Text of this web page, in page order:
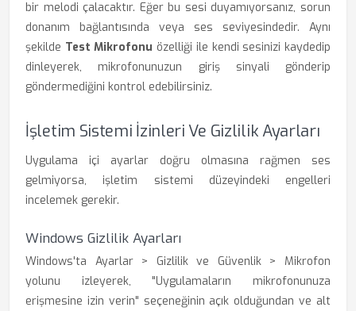
bir melodi çalacaktır. Eğer bu sesi duyamıyorsanız, sorun
donanım bağlantısında veya ses seviyesindedir. Aynı
şekilde Test Mikrofonu özelliği ile kendi sesinizi kaydedip
dinleyerek, mikrofonunuzun giriş sinyali gönderip
göndermediğini kontrol edebilirsiniz.
İşletim Sistemi İzinleri Ve Gizlilik Ayarları
Uygulama içi ayarlar doğru olmasına rağmen ses
gelmiyorsa, işletim sistemi düzeyindeki engelleri
incelemek gerekir.
Windows Gizlilik Ayarları
Windows'ta Ayarlar > Gizlilik ve Güvenlik > Mikrofon
yolunu izleyerek, "Uygulamaların mikrofonunuza
erişmesine izin verin" seçeneğinin açık olduğundan ve alt